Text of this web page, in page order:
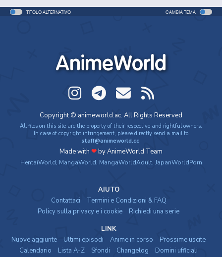
TITOLO ALTERNATIVO CAMBIA TEMA
AnimeWorld
Copyright © animeworld.ac. All Rights Reserved
All files on this site are the property of their respective and rightful owners.
In case of copyright infringement, please directly send a mail to
staff@animeworld.cc.
Made with ❤by AnimeWorld Team
HentaiWorld, MangaWorld, MangaWorldAdult, JapanWorldPorn
AIUTO
Contattaci
Termini e Condizioni & FAQ
Policy sulla privacy e i cookie
Richiedi una serie
LINK
Nuove aggiunte
Ultimi episodi Anime in corso
Prossime uscite
Calendario
Lista A-Z Sfondi Changelog Domini ufficiali